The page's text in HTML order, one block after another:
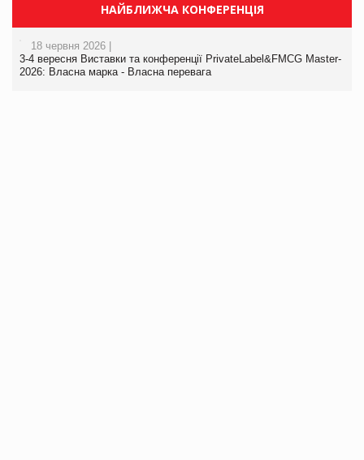
НАЙБЛИЖЧА КОНФЕРЕНЦІЯ
18 червня 2026 |
3-4 вересня Виставки та конференції PrivateLabel&FMCG Master-
2026: Власна марка - Власна перевага